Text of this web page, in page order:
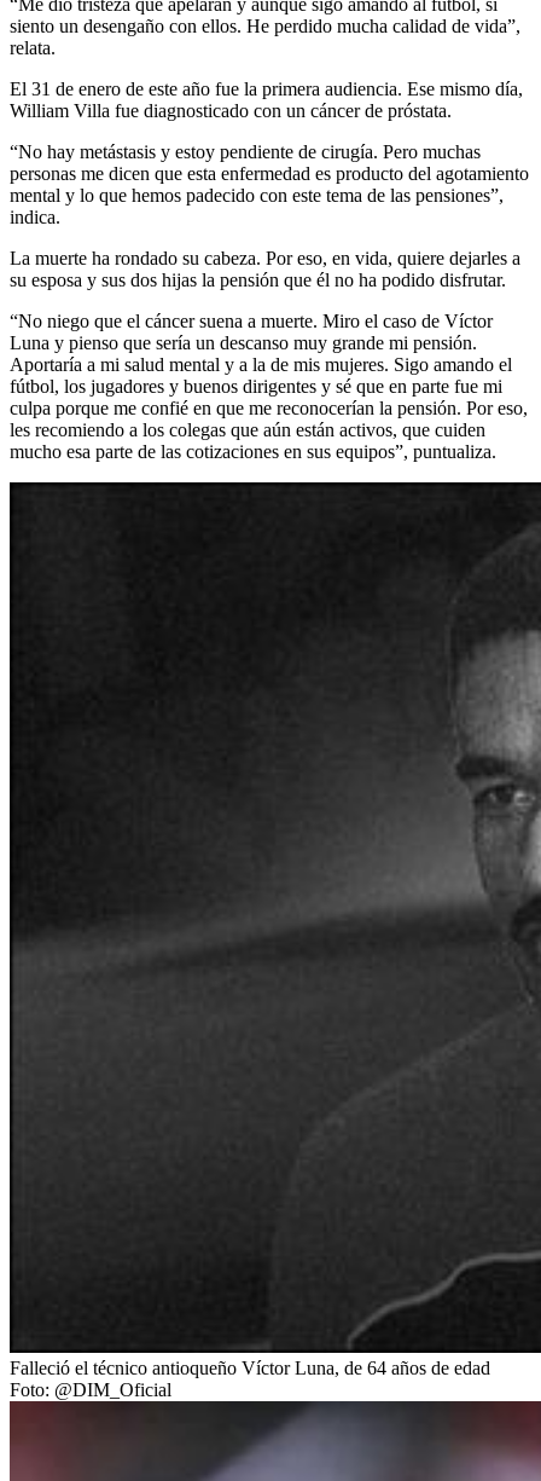
siento un desengaño con ellos. He perdido mucha calidad de vida”,
relata.
El 31 de enero de este año fue la primera audiencia. Ese mismo día,
William Villa fue diagnosticado con un cáncer de próstata.
“No hay metástasis y estoy pendiente de cirugía. Pero muchas
personas me dicen que esta enfermedad es producto del agotamiento
mental y lo que hemos padecido con este tema de las pensiones”,
indica.
La muerte ha rondado su cabeza. Por eso, en vida, quiere dejarles a
su esposa y sus dos hijas la pensión que él no ha podido disfrutar.
“No niego que el cáncer suena a muerte. Miro el caso de Víctor
Luna y pienso que sería un descanso muy grande mi pensión.
Aportaría a mi salud mental y a la de mis mujeres. Sigo amando el
fútbol, los jugadores y buenos dirigentes y sé que en parte fue mi
culpa porque me confié en que me reconocerían la pensión. Por eso,
les recomiendo a los colegas que aún están activos, que cuiden
mucho esa parte de las cotizaciones en sus equipos”, puntualiza.
Falleció el técnico antioqueño Víctor Luna, de 64 años de edad
Foto: @DIM_Oficial